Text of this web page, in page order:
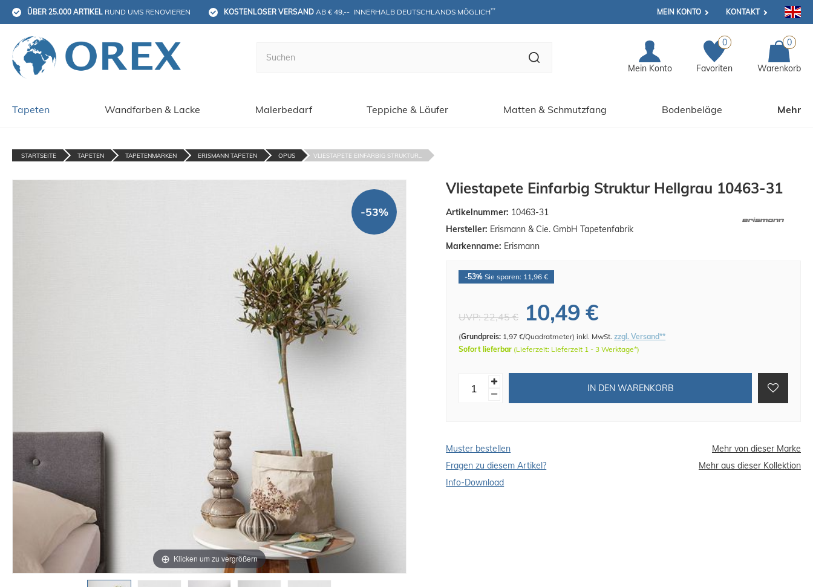
ÜBER 25.000 ARTIKEL RUND UMS RENOVIEREN KOSTENLOSER VERSAND AB € 49,--  INNERHALB DEUTSCHLANDS MÖGLICH** MEIN KONTO KONTAKT
Mein Konto
0
Favoriten
0
Warenkorb
Tapeten Wandfarben & Lacke Malerbedarf Teppiche & Läufer Matten & Schmutzfang Bodenbeläge Mehr
STARTSEITE TAPETEN TAPETENMARKEN ERISMANN TAPETEN OPUS VLIESTAPETE EINFARBIG STRUKTUR...
Klicken um zu vergrößern
-53%
Vliestapete Einfarbig Struktur Hellgrau 10463-31
Artikelnummer: 10463-31
Hersteller: Erismann & Cie. GmbH Tapetenfabrik
Markenname: Erismann
-53% Sie sparen: 11,96 €
UVP:22,45 € 10,49 €
(Grundpreis: 1,97 €/Quadratmeter)inkl. MwSt.zzgl. Versand**
Sofort lieferbar (Lieferzeit: Lieferzeit 1 - 3 Werktage*)
IN DEN WARENKORB
Muster bestellen
Mehr von dieser Marke
Fragen zu diesem Artikel?
Mehr aus dieser Kollektion
Info-Download